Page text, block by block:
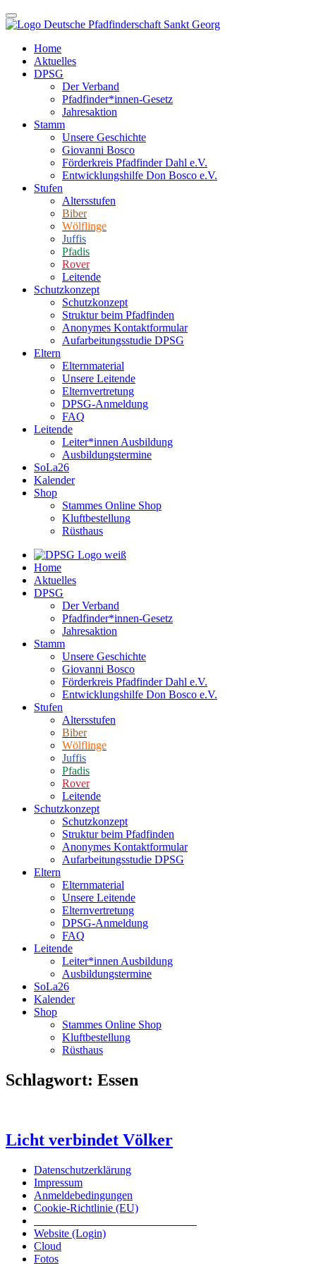
Home
Aktuelles
DPSG
Der Verband
Pfadfinder*innen-Gesetz
Jahresaktion
Stamm
Unsere Geschichte
Giovanni Bosco
Förderkreis Pfadfinder Dahl e.V.
Entwicklungshilfe Don Bosco e.V.
Stufen
Altersstufen
Biber
Wölflinge
Juffis
Pfadis
Rover
Leitende
Schutzkonzept
Schutzkonzept
Struktur beim Pfadfinden
Anonymes Kontaktformular
Aufarbeitungsstudie DPSG
Eltern
Elternmaterial
Unsere Leitende
Elternvertretung
DPSG-Anmeldung
FAQ
Leitende
Leiter*innen Ausbildung
Ausbildungstermine
SoLa26
Kalender
Shop
Stammes Online Shop
Kluftbestellung
Rüsthaus
Home
Aktuelles
DPSG
Der Verband
Pfadfinder*innen-Gesetz
Jahresaktion
Stamm
Unsere Geschichte
Giovanni Bosco
Förderkreis Pfadfinder Dahl e.V.
Entwicklungshilfe Don Bosco e.V.
Stufen
Altersstufen
Biber
Wölflinge
Juffis
Pfadis
Rover
Leitende
Schutzkonzept
Schutzkonzept
Struktur beim Pfadfinden
Anonymes Kontaktformular
Aufarbeitungsstudie DPSG
Eltern
Elternmaterial
Unsere Leitende
Elternvertretung
DPSG-Anmeldung
FAQ
Leitende
Leiter*innen Ausbildung
Ausbildungstermine
SoLa26
Kalender
Shop
Stammes Online Shop
Kluftbestellung
Rüsthaus
Schlagwort: Essen
Licht verbindet Völker
Datenschutzerklärung
Impressum
Anmeldebedingungen
Cookie-Richtlinie (EU)
Website (Login)
Cloud
Fotos